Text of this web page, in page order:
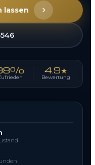
lassen
4.9★
Bewertung